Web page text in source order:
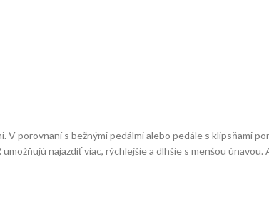
V porovnaní s bežnými pedálmi alebo pedále s klipsňami
najazdiť viac, rýchlejšie a dlhšie s menšou